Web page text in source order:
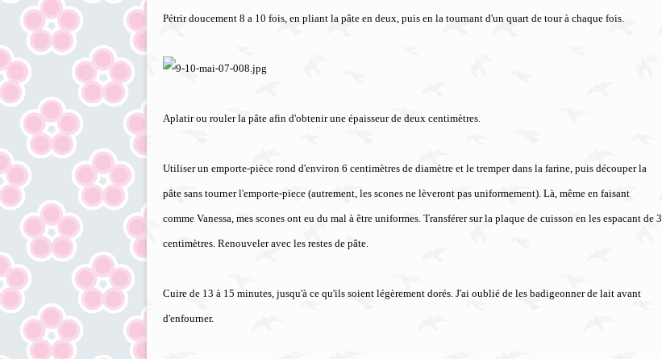
Pétrir doucement 8 a 10 fois, en pliant la pâte en deux, puis en la tournant d'un quart de tour à chaque fois.
Aplatir ou rouler la pâte afin d'obtenir une épaisseur de deux centimètres.
Utiliser un emporte-pièce rond d'environ 6 centimètres de diamètre et le tremper dans la farine, puis découper la
pâte sans tourner l'emporte-piece (autrement, les scones ne lèveront pas uniformement). Là, même en faisant
comme Vanessa, mes scones ont eu du mal à être uniformes. Transférer sur la plaque de cuisson en les espacant de 3
centimètres. Renouveler avec les restes de pâte.
Cuire de 13 à 15 minutes, jusqu'à ce qu'ils soient légèrement dorés. J'ai oublié de les badigeonner de lait avant
d'enfourner.